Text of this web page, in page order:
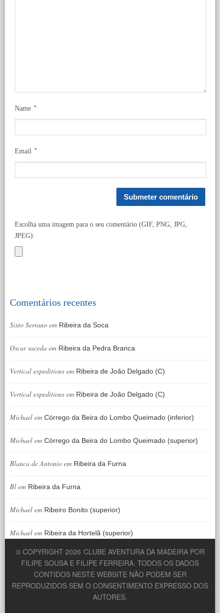
Name *
Email *
Escolha uma imagem para o seu comentário (GIF, PNG, JPG,
JPEG):
Comentários recentes
Sixto Serrano em Ribeira da Soca
Oscar saceda em Ribeira da Pedra Branca
Vertical expeditions em Ribeira de João Delgado (C)
Vertical expeditions em Ribeira de João Delgado (C)
Michael em Córrego da Beira do Lombo Queimado (inferior)
Michael em Córrego da Beira do Lombo Queimado (superior)
Blanca de Antonio em Ribeira da Furna
Bl em Ribeira da Furna
Michael em Ribeiro Bonito (superior)
Michael em Ribeira da Hortelã (superior)
© COPYRIGHT 2026 CLUBE AVENTURA DA MADEIRA POR
FILIPE SOUSA E FILIPE FERREIRA. TODOS OS DADOS
CONTIDOS NESTE WEBSITE NÃO PODEM SER
REPRODUZIDOS SEM O CONSENTIMENTO EXPRESSO DOS
AUTORES.